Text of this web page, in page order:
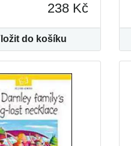
238 Kč
do košíku